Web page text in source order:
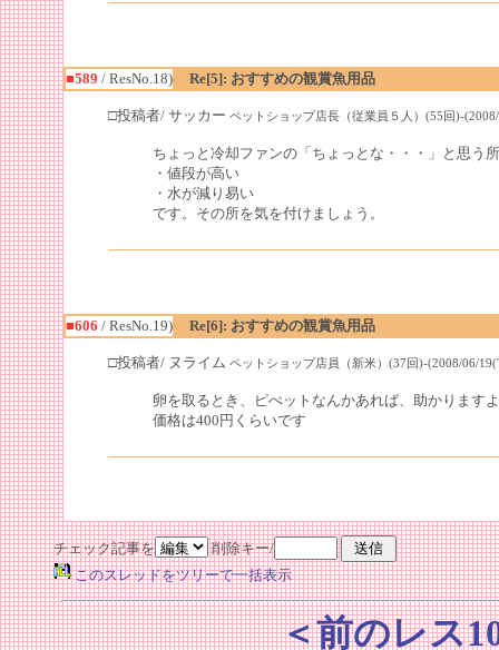
■589 / ResNo.18) Re[5]: おすすめの観賞魚用品
□投稿者/ サッカー ペットショップ店長（従業員５人）(55回)-
ちょっと冷却ファンの「ちょっとな・・・」と思う
・値段が高い
・水が減り易い
です。その所を気を付けましょう。
■606 / ResNo.19) Re[6]: おすすめの観賞魚用品
□投稿者/ ヌライム ペットショップ店員（新米）(37回)-(2008/06/
卵を取るとき、ピぺットなんかあれば、助かります
価格は400円くらいです
チェック記事を
削除キー/
このスレッドをツリーで一括表示
＜前のレス